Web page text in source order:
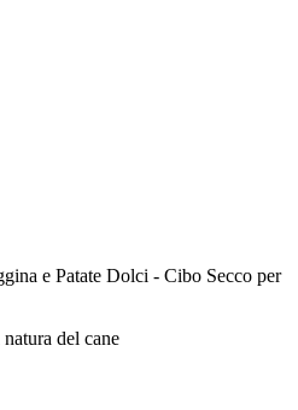
e Patate Dolci - Cibo Secco per
del cane